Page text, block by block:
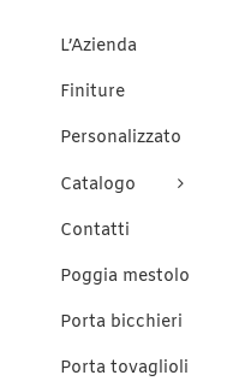
L’Azienda
Finiture
Personalizzato
Catalogo
Contatti
Poggia mestolo
Porta bicchieri
Porta tovaglioli